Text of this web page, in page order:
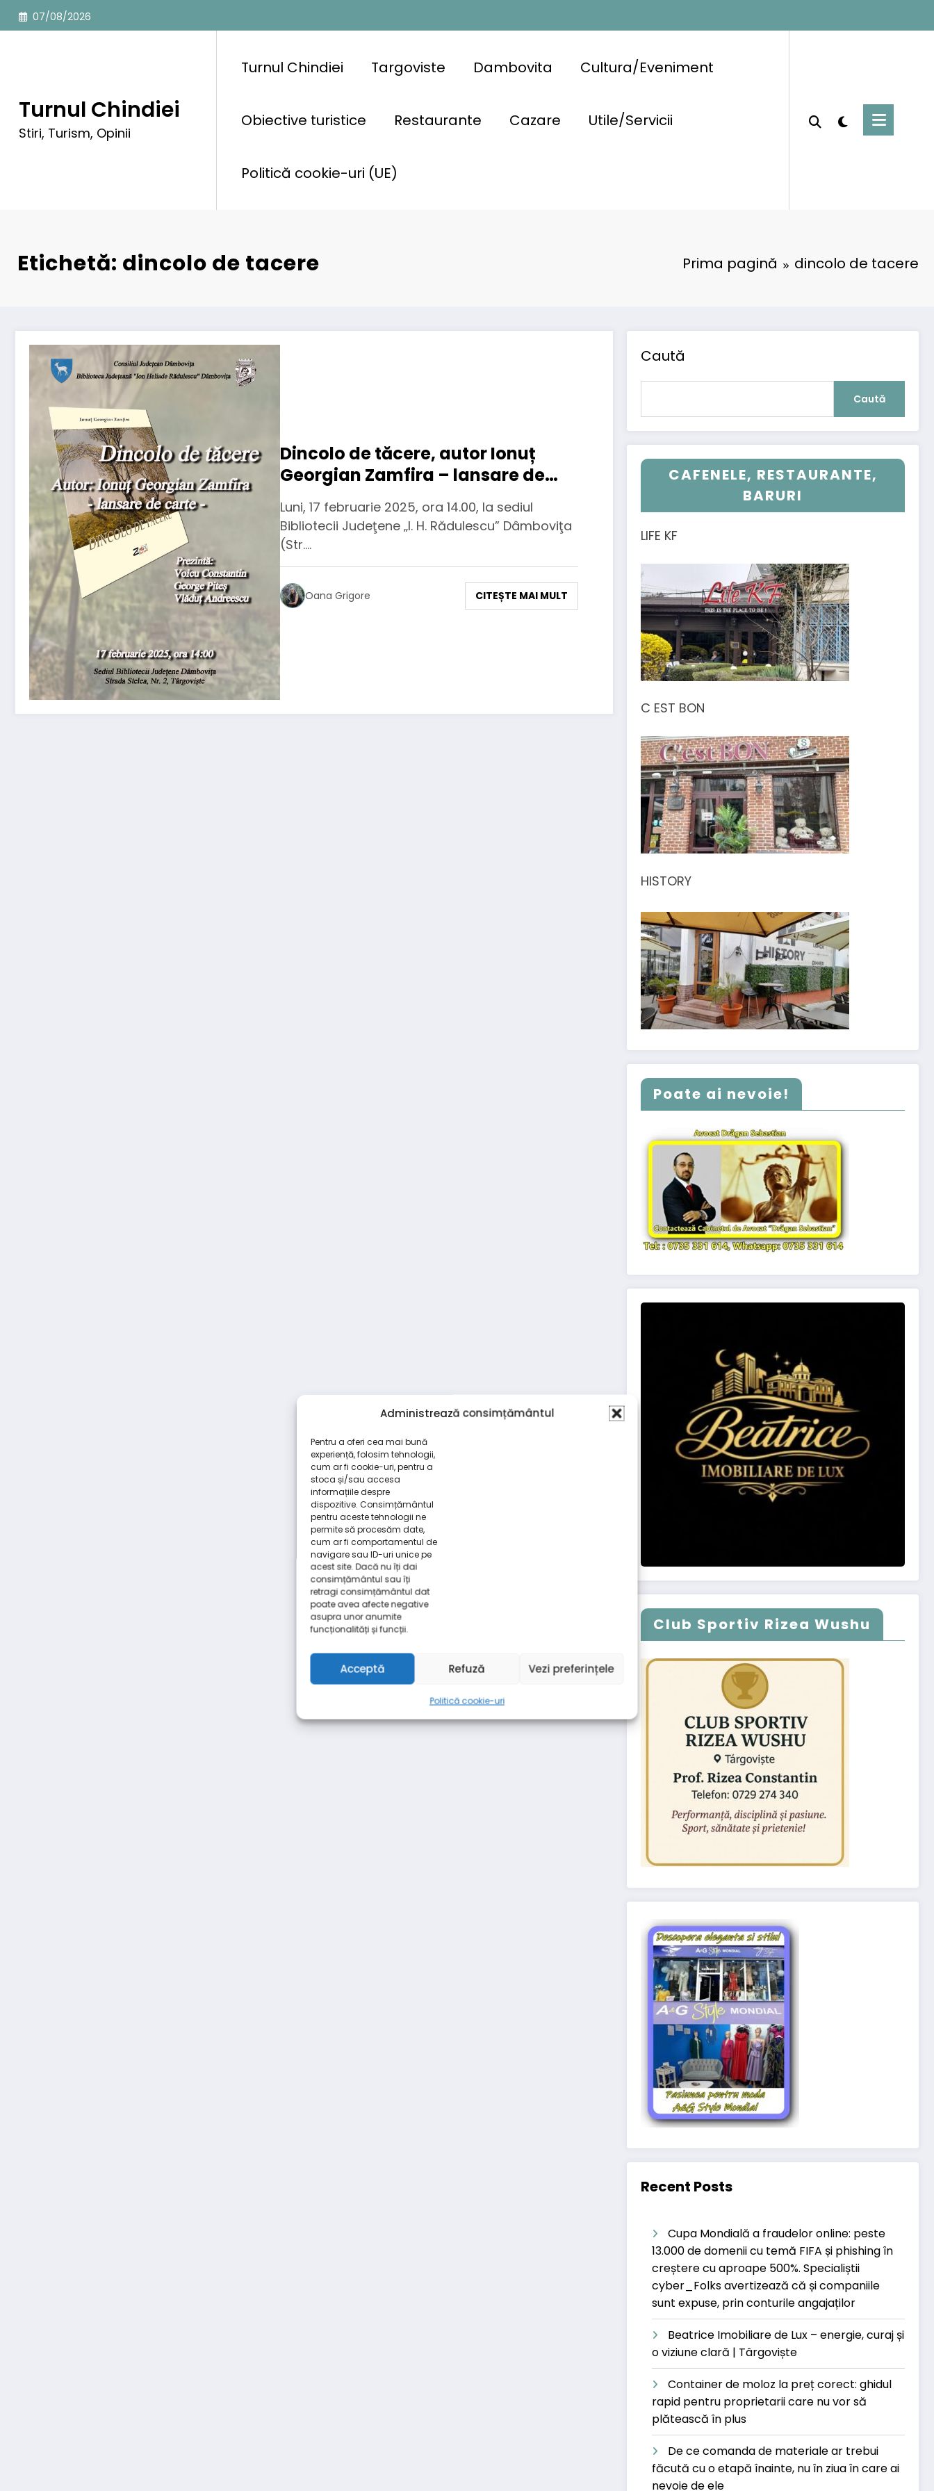
Administrează consimțământul
Pentru a oferi cea mai bună
experiență, folosim tehnologii,
cum ar fi cookie-uri, pentru a
stoca și/sau accesa
informațiile despre
dispozitive. Consimțământul
pentru aceste tehnologii ne
permite să procesăm date,
cum ar fi comportamentul de
navigare sau ID-uri unice pe
acest site. Dacă nu îți dai
consimțământul sau îți
retragi consimțământul dat
poate avea afecte negative
asupra unor anumite
funcționalități și funcții.
Acceptă Refuză Vezi preferințele
Politică cookie-uri
07/08/2026
Turnul Chindiei
Stiri, Turism, Opinii
Turnul Chindiei Targoviste Dambovita Cultura/Eveniment
Obiective turistice Restaurante Cazare Utile/Servicii
Politică cookie-uri (UE)
Etichetă: dincolo de tacere Prima pagină dincolo de tacere
Dincolo de tăcere, autor Ionuț
Georgian Zamfira – lansare de
carte la Biblioteca ”I.H. Rădulescu”
Dâmbovița
Luni, 17 februarie 2025, ora 14.00, la sediul
Bibliotecii Judeţene „I. H. Rădulescu” Dâmboviţa
(Str.…
Oana Grigore CITEȘTE MAI MULT
Caută
Caută
CAFENELE, RESTAURANTE,
BARURI
LIFE KF
C EST BON
HISTORY
Poate ai nevoie!
Club Sportiv Rizea Wushu
Recent Posts
Cupa Mondială a fraudelor online: peste
13.000 de domenii cu temă FIFA și phishing în
creștere cu aproape 500%. Specialiștii
cyber_Folks avertizează că și companiile
sunt expuse, prin conturile angajaților
Beatrice Imobiliare de Lux – energie, curaj și
o viziune clară | Târgoviște
Container de moloz la preț corect: ghidul
rapid pentru proprietarii care nu vor să
plătească în plus
De ce comanda de materiale ar trebui
făcută cu o etapă înainte, nu în ziua în care ai
nevoie de ele